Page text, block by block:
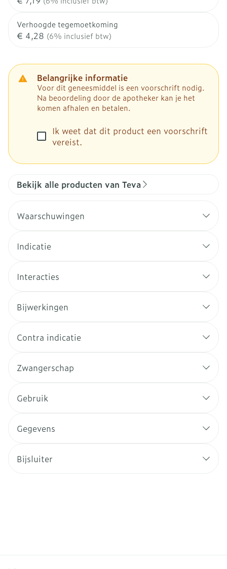
Verhoogde tegemoetkoming
€ 4,28 (6% inclusief btw)
Belangrijke informatie
Voor dit geneesmiddel is een voorschrift nodig.
Na beoordeling door de apotheker kan je het
komen afhalen en betalen.
Ik weet dat dit product een voorschrift
vereist.
Bekijk alle producten van Teva
Waarschuwingen
Indicatie
Interacties
Bijwerkingen
Contra indicatie
Zwangerschap
Gebruik
Gegevens
Bijsluiter